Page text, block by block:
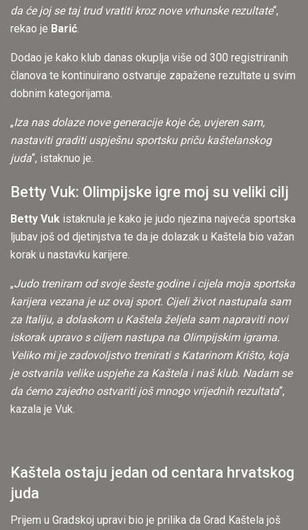
da će joj se taj trud vratiti kroz nove vrhunske rezultate“,
rekao je Barić
Dodao je kako klub danas okuplja više od 300 registriranih
članova te kontinuirano ostvaruje zapažene rezultate u svim
dobnim kategorijama.
„Iza nas dolaze nove generacije koje će, uvjeren sam,
nastaviti graditi uspješnu sportsku priču kaštelanskog
juda“, istaknuo je.
Betty Vuk: Olimpijske igre moj su veliki cilj
Betty Vuk istaknula je kako je judo njezina najveća sportska
ljubav još od djetinjstva te da je dolazak u Kaštela bio važan
korak u nastavku karijere.
„Judo treniram od svoje šeste godine i cijela moja sportska
karijera vezana je uz ovaj sport. Cijeli život nastupala sam
za Italiju, a dolaskom u Kaštela željela sam napraviti novi
iskorak upravo s ciljem nastupa na Olimpijskim igrama.
Veliko mi je zadovoljstvo trenirati s Katarinom Krišto, koja
je ostvarila velike uspjehe za Kaštela i naš klub. Nadam se
da ćemo zajedno ostvariti još mnogo vrijednih rezultata“,
kazala je Vuk.
Kaštela ostaju jedan od centara hrvatskog
juda
Prijem u Gradskoj upravi bio je prilika da Grad Kaštela još